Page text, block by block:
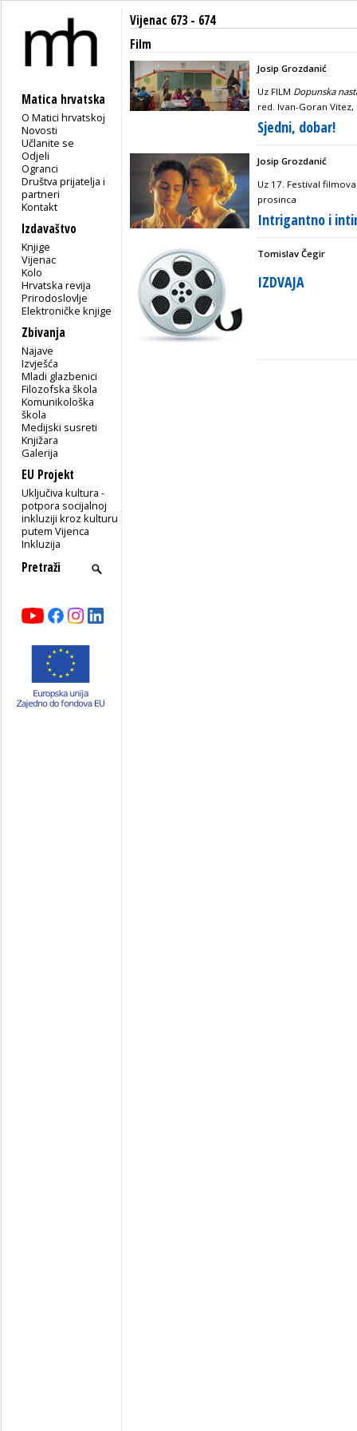
Matica hrvatska
O Matici hrvatskoj
Novosti
Učlanite se
Odjeli
Ogranci
Društva prijatelja i
partneri
Kontakt
Izdavaštvo
Knjige
Vijenac
Kolo
Hrvatska revija
Prirodoslovlje
Elektroničke knjige
Zbivanja
Najave
Izvješća
Mladi glazbenici
Filozofska škola
Komunikološka
škola
Medijski susreti
Knjižara
Galerija
EU Projekt
Uključiva kultura -
potpora socijalnoj
inkluziji kroz kulturu
putem Vijenca
Inkluzija
Vijenac 673 - 674
Film
Josip Grozdanić
Uz FILM Dopunska
red. Ivan-Goran
Sjedni, dobar!
Josip Grozdanić
Uz 17. Festival
prosinca
Intrigantno i
Tomislav Čegir
IZDVAJA